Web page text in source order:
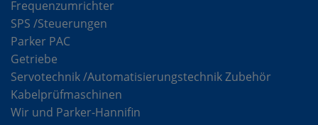
Frequenzumrichter
SPS /Steuerungen
Parker PAC
Getriebe
Servotechnik /Automatisierungstechnik Zubehör
Kabelprüfmaschinen
Wir und Parker-Hannifin